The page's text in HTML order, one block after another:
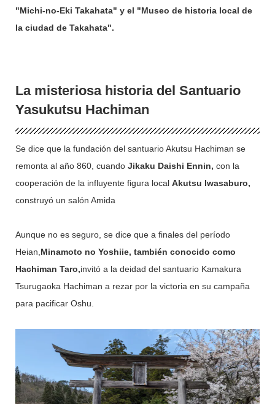
"Michi-no-Eki Takahata" y el "Museo de historia local de
la ciudad de Takahata".
La misteriosa historia del Santuario
Yasukutsu Hachiman
Se dice que la fundación del santuario Akutsu Hachiman se
remonta al año 860, cuando Jikaku Daishi Ennin, con la
cooperación de la influyente figura local Akutsu Iwasaburo,
construyó un salón Amida
Aunque no es seguro, se dice que a finales del período
Heian, Minamoto no Yoshiie, también conocido como
Hachiman Taro,invitó a la deidad del santuario Kamakura
Tsurugaoka Hachiman a rezar por la victoria en su campaña
para pacificar Oshu.